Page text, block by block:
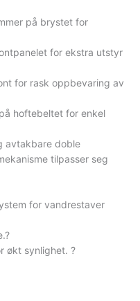
på brystet for
for ekstra utstyr
for rask oppbevaring av
hoftebeltet for enkel
avtakbare doble
tilpasser seg
for vandrestaver
?
økt synlighet. ?